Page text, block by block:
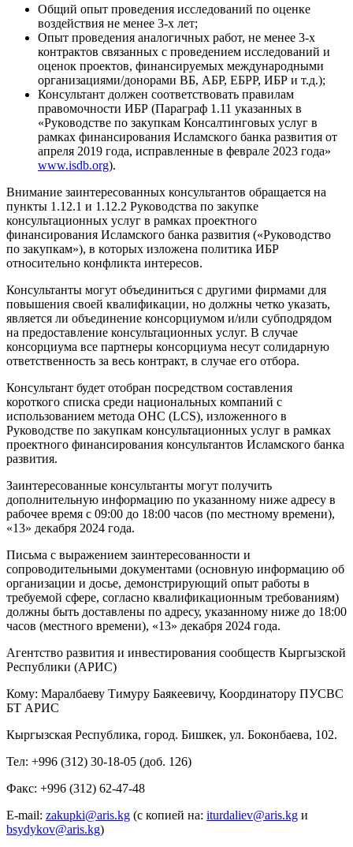
Общий опыт проведения исследований по оценке
воздействия не менее 3-х лет;
Опыт проведения аналогичных работ, не менее 3-х
контрактов связанных с проведением исследований и
оценок проектов, финансируемых международными
организациями/донорами ВБ, АБР, ЕБРР, ИБР и т.д.);
Консультант должен соответствовать правилам
правомочности ИБР (Параграф 1.11 указанных в
«Руководстве по закупкам Консалтинговых услуг в
рамках финансирования Исламского банка развития от
апреля 2019 года, исправленные в феврале 2023 года»
www.isdb.org).
Внимание заинтересованных консультантов обращается на
пункты 1.12.1 и 1.12.2 Руководства по закупке
консультационных услуг в рамках проектного
финансирования Исламского банка развития («Руководство
по закупкам»), в которых изложена политика ИБР
относительно конфликта интересов.
Консультанты могут объединиться с другими фирмами для
повышения своей квалификации, но должны четко указать,
является ли объединение консорциумом и/или субподрядом
на предоставление консультационных услуг. В случае
консорциума все партнеры консорциума несут солидарную
ответственность за весь контракт, в случае его отбора.
Консультант будет отобран посредством составления
короткого списка среди национальных компаний с
использованием метода ОНС (LCS), изложенного в
Руководстве по закупкам консультационных услуг в рамках
проектного финансирования консультантов Исламского банка
развития.
Заинтересованные консультанты могут получить
дополнительную информацию по указанному ниже адресу в
рабочее время с 09:00 до 18:00 часов (по местному времени),
«13» декабря 2024 года.
Письма с выражением заинтересованности и
сопроводительными документами (основную информацию об
организации и досье, демонстрирующий опыт работы в
требуемой сфере, согласно квалификационным требованиям)
должны быть доставлены по адресу, указанному ниже до 18:00
часов (местного времени), «13» декабря 2024 года.
Агентство развития и инвестирования сообществ Кыргызской
Республики (АРИС)
Кому: Маралбаеву Тимуру Баякеевичу, Координатору ПУСВС
БТ АРИС
Кыргызская Республика, город. Бишкек, ул. Боконбаева, 102.
Тел: +996 (312) 30-18-05 (доб. 126)
Факс: +996 (312) 62-47-48
E-mail: zakupki@aris.kg (с копией на: iturdaliev@aris.kg и
bsydykov@aris.kg)